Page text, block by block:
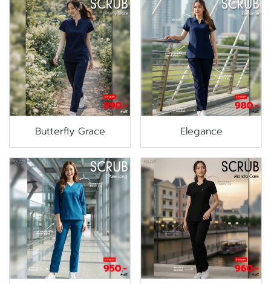
Butterfly Grace Elegance